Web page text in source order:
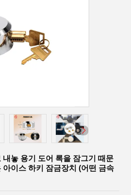
내놓 용기 도어 록을 잠그기 때문
아이스 하키 잠금장치 (어떤 금속